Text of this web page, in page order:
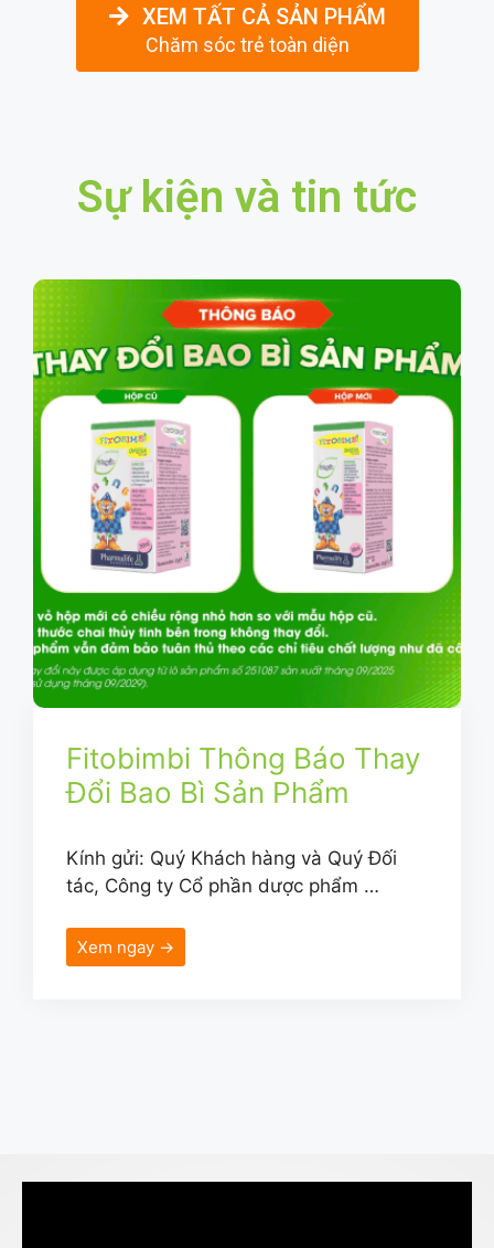
XEM TẤT CẢ SẢN PHẨM
Chăm sóc trẻ toàn diện
Sự kiện và tin tức
Fitobimbi Thông Báo Thay
Đổi Bao Bì Sản Phẩm
Kính gửi: Quý Khách hàng và Quý Đối
tác, Công ty Cổ phần dược phẩm …
Xem ngay →